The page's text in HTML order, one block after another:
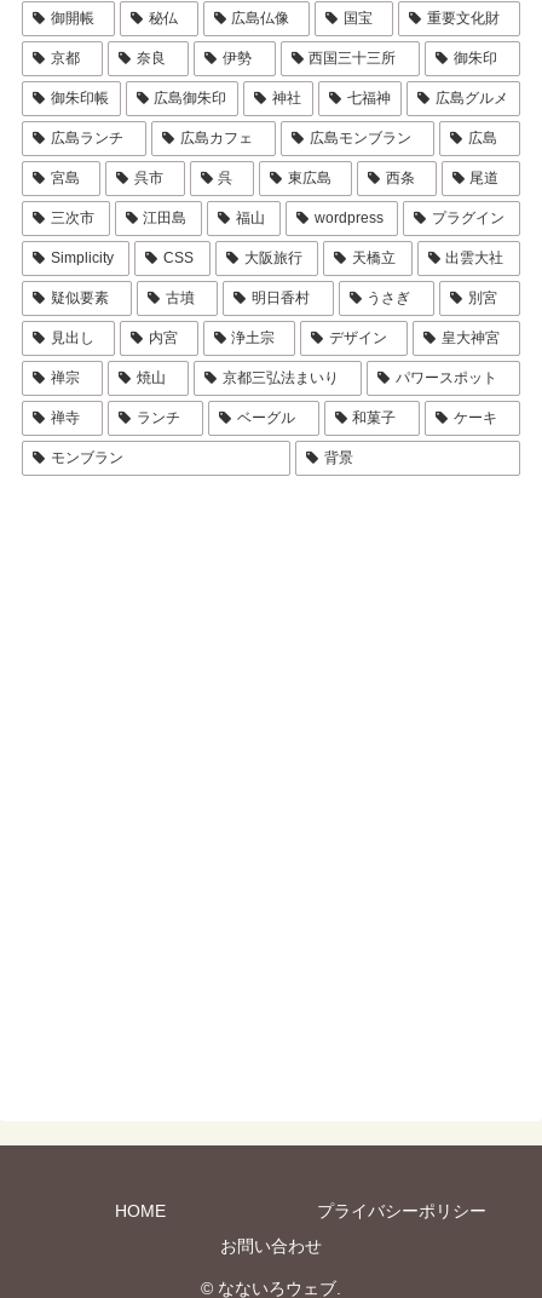
御開帳 秘仏 広島仏像 国宝 重要文化財
京都 奈良 伊勢 西国三十三所 御朱印
御朱印帳 広島御朱印 神社 七福神 広島グルメ
広島ランチ 広島カフェ 広島モンブラン 広島
宮島 呉市 呉 東広島 西条 尾道
三次市 江田島 福山 wordpress プラグイン
Simplicity CSS 大阪旅行 天橋立 出雲大社
疑似要素 古墳 明日香村 うさぎ 別宮
見出し 内宮 浄土宗 デザイン 皇大神宮
禅宗 焼山 京都三弘法まいり パワースポット
禅寺 ランチ ベーグル 和菓子 ケーキ
モンブラン 背景
HOME
プライバシーポリシー
お問い合わせ
© なないろウェブ.